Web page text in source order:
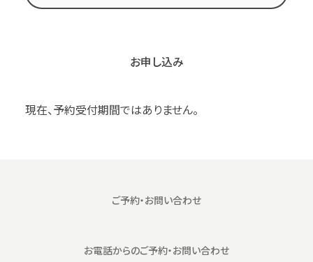
お申し込み
現在、予約受付期間ではありません。
ご予約・お問い合わせ
お電話からのご予約・お問い合わせ